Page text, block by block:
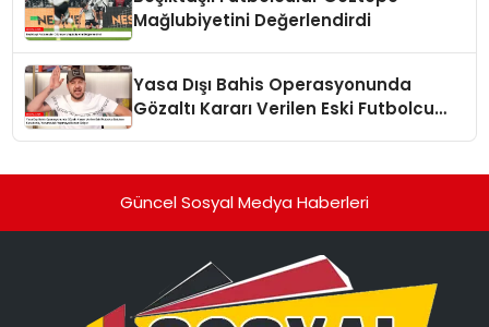
Mağlubiyetini Değerlendirdi
Yasa Dışı Bahis Operasyonunda
Gözaltı Kararı Verilen Eski Futbolcu
Güncel Sosyal Medya Haberleri